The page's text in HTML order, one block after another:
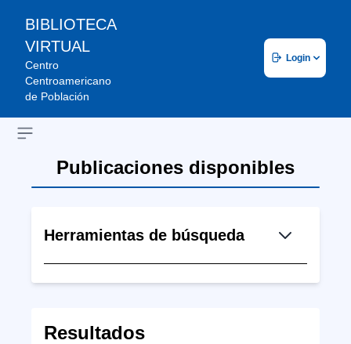
BIBLIOTECA
VIRTUAL
Centro
Centroamericano
de Población
Login
Open sidebar
Publicaciones disponibles
Herramientas de búsqueda
Resultados